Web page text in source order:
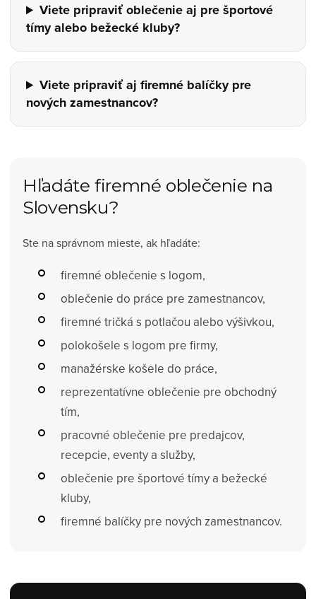
Viete pripraviť oblečenie aj pre športové
tímy alebo bežecké kluby?
Viete pripraviť aj firemné balíčky pre
nových zamestnancov?
Hľadáte firemné oblečenie na
Slovensku?
Ste na správnom mieste, ak hľadáte:
firemné oblečenie s logom,
oblečenie do práce pre zamestnancov,
firemné tričká s potlačou alebo výšivkou,
polokošele s logom pre firmy,
manažérske košele do práce,
reprezentatívne oblečenie pre obchodný
tím,
pracovné oblečenie pre predajcov,
recepcie, eventy a služby,
oblečenie pre športové tímy a bežecké
kluby,
firemné balíčky pre nových zamestnancov.